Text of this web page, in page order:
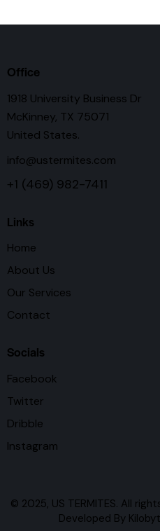
Office
1918 University Business Dr
McKinney, TX 75071
United States.
info@ustermites.com
+1 (469) 982-7411
Links
Home
About Us
Our Services
Contact
Socials
Facebook
Twitter
Dribble
Instagram
© 2025, US TERMITES. All
Developed By